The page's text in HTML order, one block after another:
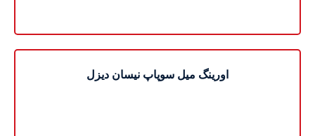
اورینگ میل سوپاپ نیسان دیزل